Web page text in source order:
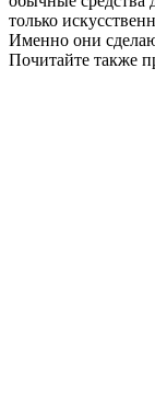
только
Именно они
Почитайте также